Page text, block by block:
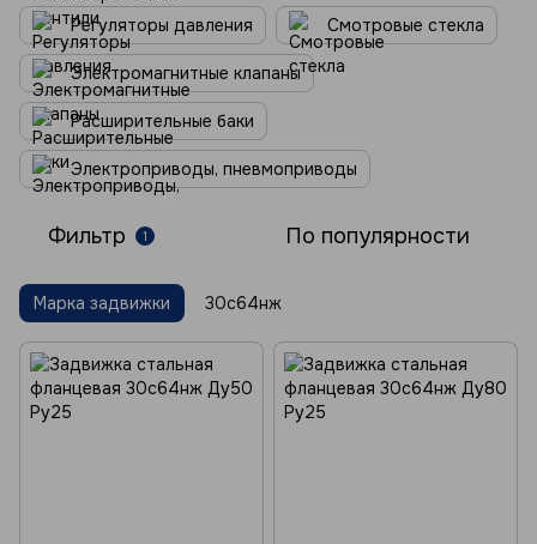
Регуляторы давления Смотровые стекла
Электромагнитные клапаны
Расширительные баки
Электроприводы, пневмоприводы
Фильтр 1 По популярности
Марка задвижки 30с64нж